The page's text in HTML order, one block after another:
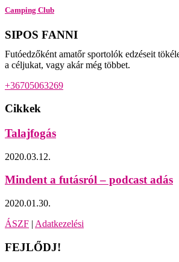
Camping Club
SIPOS FANNI
Futóedzőként amatőr sportolók edzéseit
a céljukat, vagy akár még többet.
+36705063269
Cikkek
Talajfogás
2020.03.12.
Mindent a futásról – podcast adás
2020.01.30.
ÁSZF | Adatkezelési
FEJLŐDJ!